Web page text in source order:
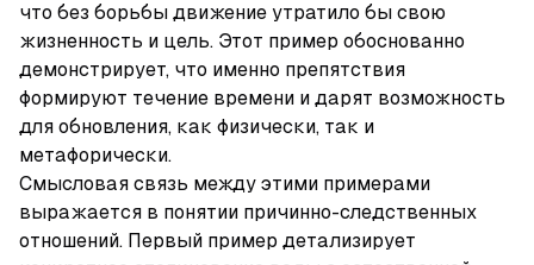
что без борьбы движение утратило бы свою
жизненность и цель. Этот пример обоснованно
демонстрирует, что именно препятствия
формируют течение времени и дарят возможность
для обновления, как физически, так и
метафорически.
Смысловая связь между этими примерами
выражается в понятии причинно-следственных
отношений. Первый пример детализирует